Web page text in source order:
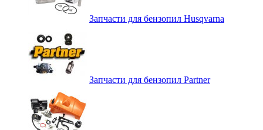
Запчасти для бензопил Husqvarna
Запчасти для бензопил Partner